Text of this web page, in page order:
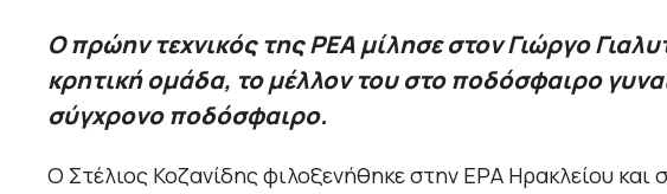
Ο πρώην τεχνικός της ΡΕΑ μίλησε στον Γιώργο
κρητική ομάδα, το μέλλον του στο ποδόσφαιρο
σύγχρονο ποδόσφαιρο.
Ο Στέλιος Κοζανίδης φιλοξενήθηκε στην ΕΡΑ Ηρακλείου και